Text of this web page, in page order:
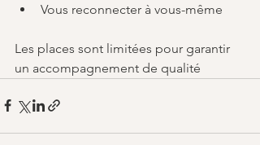
Vous reconnecter à vous-même
Les places sont limitées pour garantir
un accompagnement de qualité